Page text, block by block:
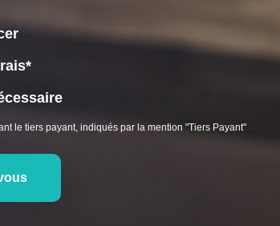
le tiers payant, indiqués par la mention "Tiers Payant"